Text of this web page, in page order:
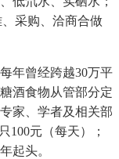
采购、洽商合做
年曾经跨越30万平
酒食物从管部分定
家、学者及相关部
100元（每天）；
起头。